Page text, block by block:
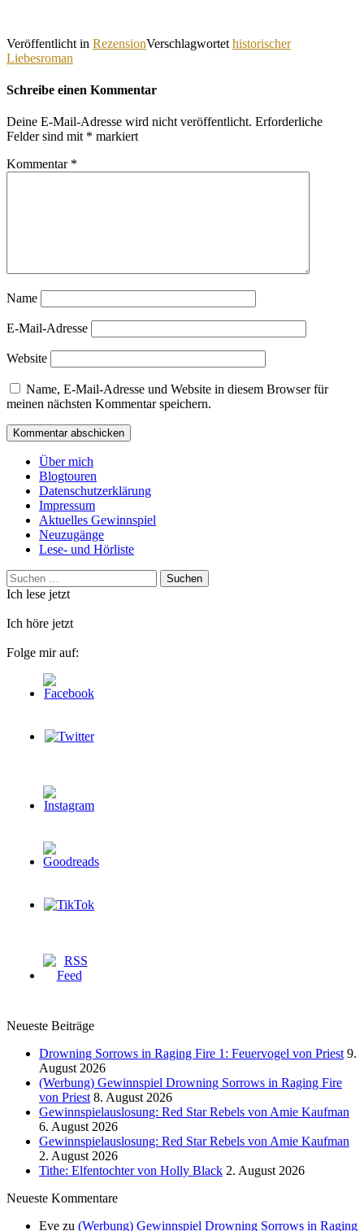
Veröffentlicht in RezensionVerschlagwortet historischer
Liebesroman
Schreibe einen Kommentar
Deine E-Mail-Adresse wird nicht veröffentlicht. Erforderliche
Felder sind mit * markiert
Kommentar *
Name
E-Mail-Adresse
Website
Name, E-Mail-Adresse und Website in diesem Browser für
meinen nächsten Kommentar speichern.
Über mich
Blogtouren
Datenschutzerklärung
Impressum
Aktuelles Gewinnspiel
Neuzugänge
Lese- und Hörliste
Suchen
nach:
Ich lese jetzt
Ich höre jetzt
Folge mir auf:
Neueste Beiträge
Drowning Sorrows in Raging Fire 1: Feuervogel von Priest 9.
August 2026
(Werbung) Gewinnspiel Drowning Sorrows in Raging Fire
von Priest 8. August 2026
Gewinnspielauslosung: Red Star Rebels von Amie Kaufman
6. August 2026
Gewinnspielauslosung: Red Star Rebels von Amie Kaufman
2. August 2026
Tithe: Elfentochter von Holly Black 2. August 2026
Neueste Kommentare
Eve zu (Werbung) Gewinnspiel Drowning Sorrows in Raging